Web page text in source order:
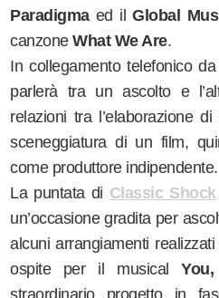
Paradigmaed ilGlobal
canzoneWhat We Are.
In collegamento telefonico
parlerà tra un ascolto e
relazioni tra l’elaborazione
sceneggiatura di un film,
come produttore indipendente.
La puntata di Classic Shock
un’occasione gradita per
alcuni arrangiamenti
ospite per il musical
straordinario progetto in